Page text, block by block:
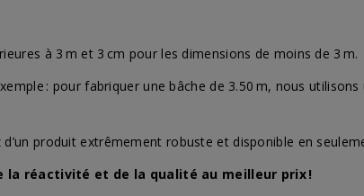
à 3 m et 3 cm pour les dimensions de moins de 3 m.
: pour fabriquer une bâche de 3.50 m, nous
produit extrêmement robuste et disponible en
la réactivité et de la qualité au meilleur prix !